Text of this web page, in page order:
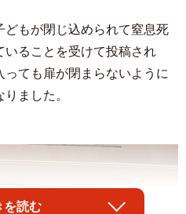
もが閉じ込められて窒息死
ることを受けて投稿され
ても扉が閉まらないように
ました。
を読む